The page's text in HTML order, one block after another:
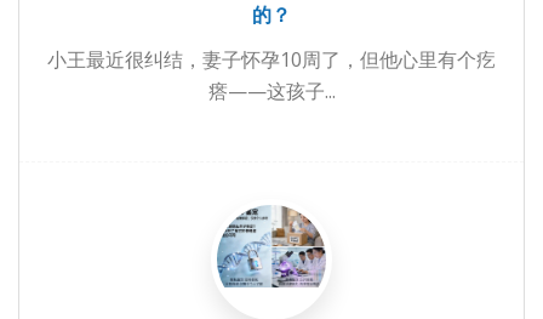
的？
小王最近很纠结，妻子怀孕10周了，但他心里有个疙
瘩——这孩子...